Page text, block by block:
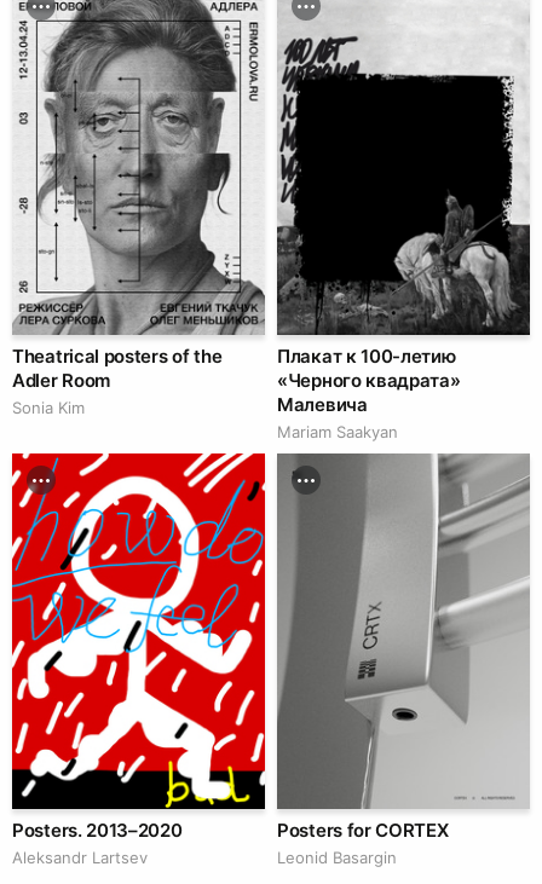
Theatrical posters of the
Adler Room
Sonia Kim
Плакат к 100-летию
«Черного квадрата»
Малевича
Mariam Saakyan
Posters. 2013–2020
Аleksandr Lartsev
Posters for CORTEX
Leonid Basargin